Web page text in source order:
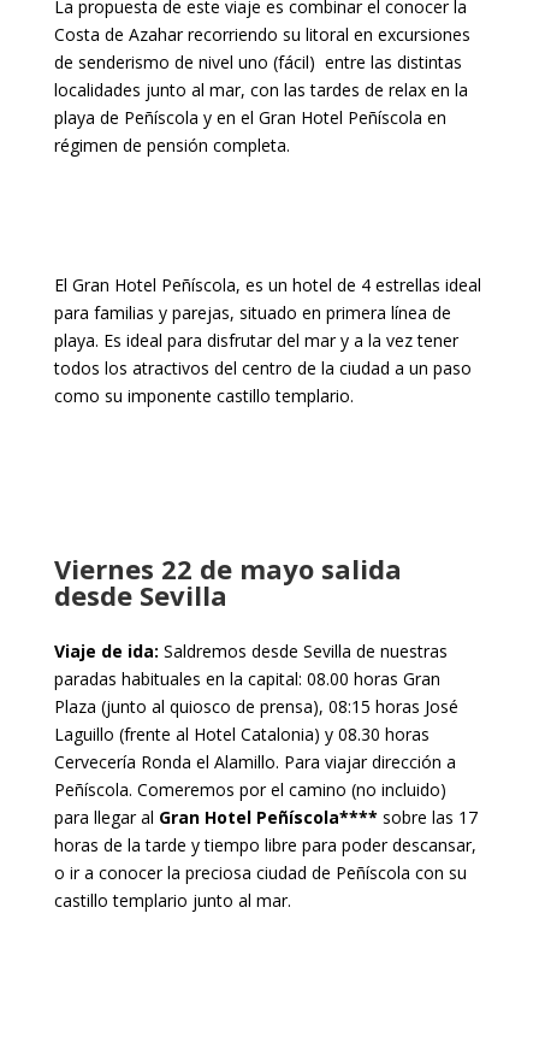
La propuesta de este viaje es combinar el conocer la
Costa de Azahar recorriendo su litoral en excursiones
de senderismo de nivel uno (fácil) entre las distintas
localidades junto al mar, con las tardes de relax en la
playa de Peñíscola y en el Gran Hotel Peñíscola en
régimen de pensión completa.
El Gran Hotel Peñíscola, es un hotel de 4 estrellas ideal
para familias y parejas, situado en primera línea de
playa. Es ideal para disfrutar del mar y a la vez tener
todos los atractivos del centro de la ciudad a un paso
como su imponente castillo templario.
Viernes 22 de mayo salida
desde Sevilla
Viaje de ida: Saldremos desde Sevilla de nuestras
paradas habituales en la capital: 08.00 horas Gran
Plaza (junto al quiosco de prensa), 08:15 horas José
Laguillo (frente al Hotel Catalonia) y 08.30 horas
Cervecería Ronda el Alamillo. Para viajar dirección a
Peñíscola. Comeremos por el camino (no incluido)
para llegar al Gran Hotel Peñíscola**** sobre las 17
horas de la tarde y tiempo libre para poder descansar,
o ir a conocer la preciosa ciudad de Peñíscola con su
castillo templario junto al mar.